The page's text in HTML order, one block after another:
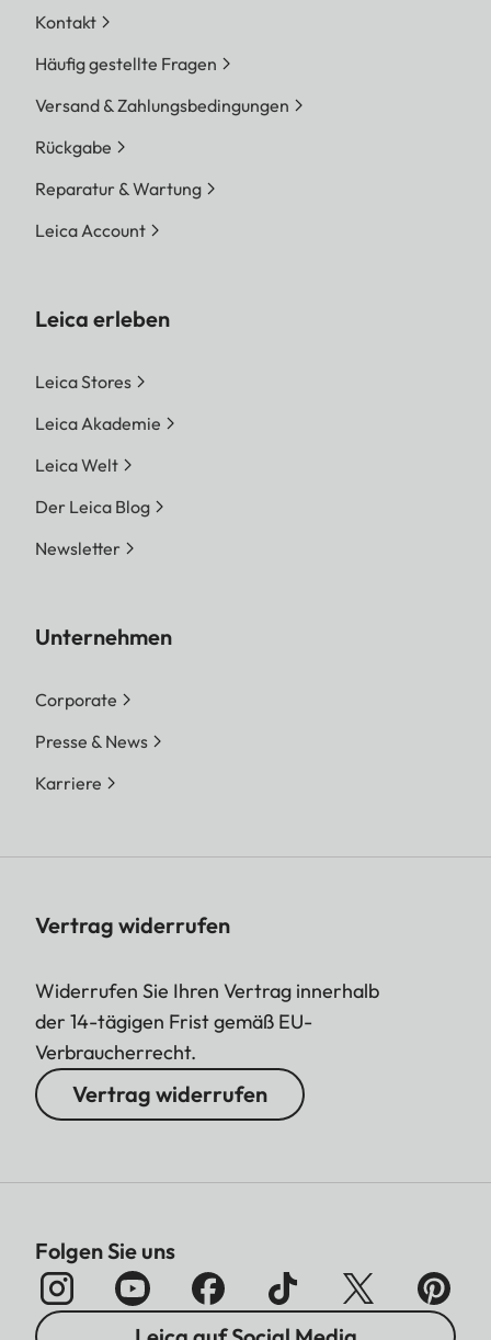
Kontakt
Häufig gestellte Fragen
Versand & Zahlungsbedingungen
Rückgabe
Reparatur & Wartung
Leica Account
Leica erleben
Leica Stores
Leica Akademie
Leica Welt
Der Leica Blog
Newsletter
Unternehmen
Corporate
Presse & News
Karriere
Vertrag widerrufen
Widerrufen Sie Ihren Vertrag innerhalb
der 14-tägigen Frist gemäß EU-
Verbraucherrecht.
Vertrag widerrufen
Folgen Sie uns